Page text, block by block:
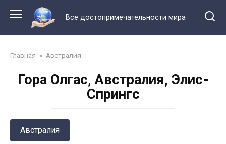
контенту
Все достопримечательности мира
Главная » Австралия
Гора Олгас, Австралия, Элис-
Спрингс
Австралия